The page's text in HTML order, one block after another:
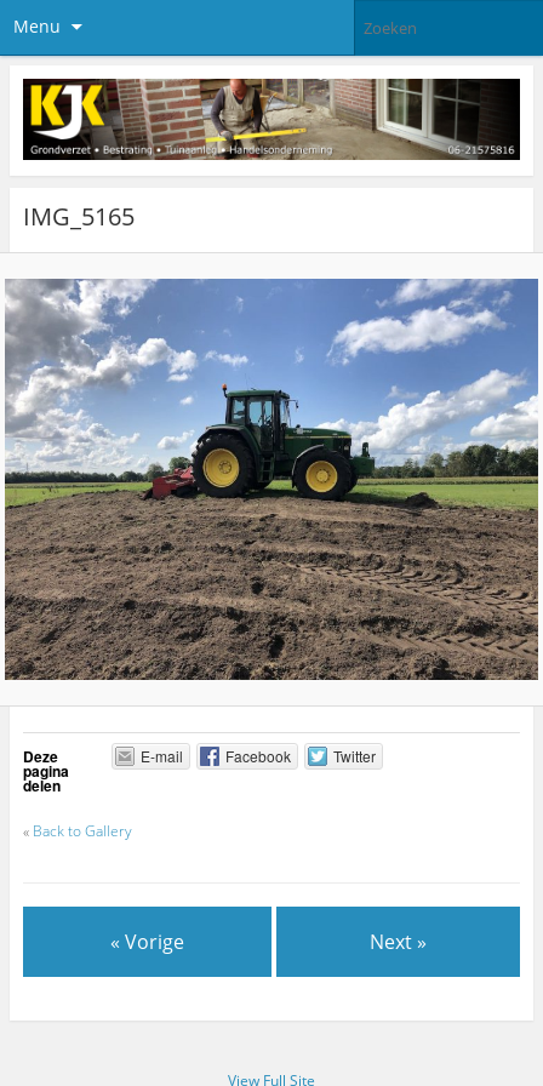
Menu
IMG_5165
Deze
pagina
delen
E-mail Facebook Twitter
« Back to Gallery
« Vorige Next »
View Full Site